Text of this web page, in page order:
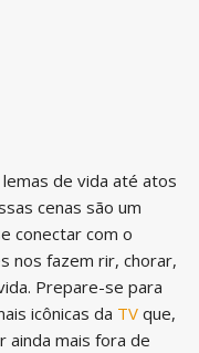
de vida até atos
cenas são um
conectar com o
nos fazem rir, chorar,
Prepare-se para
icônicas da TV que,
ainda mais fora de